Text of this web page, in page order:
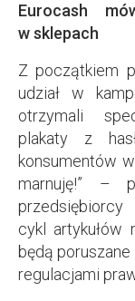
Eurocash
w sklepach
Z początkiem
udział w
otrzymali
plakaty z
konsumentów
marnuję!” –
przedsiębiorcy
cykl artykułów
będą
regulacjami